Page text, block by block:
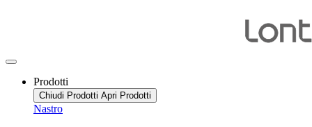
Prodotti
Chiudi Prodotti Apri Prodotti
Nastro